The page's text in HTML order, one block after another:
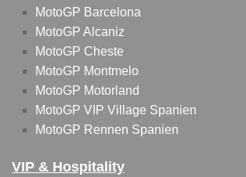
MotoGP Barcelona
MotoGP Alcaniz
MotoGP Cheste
MotoGP Montmelo
MotoGP Motorland
MotoGP VIP Village Spanien
MotoGP Rennen Spanien
VIP & Hospitality